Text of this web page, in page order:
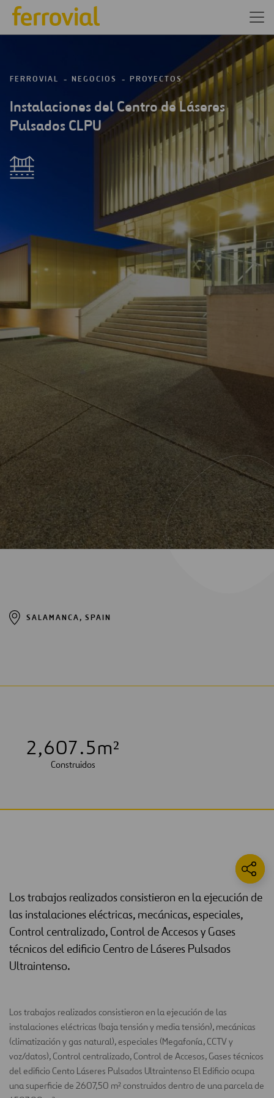
FERROVIAL NEGOCIOS PROYECTOS
Instalaciones del Centro de Láseres
Pulsados CLPU
SALAMANCA, SPAIN
2,607.5m²
Construidos
Los trabajos realizados consistieron en la ejecución de
las instalaciones eléctricas, mecánicas, especiales,
Control centralizado, Control de Accesos y Gases
técnicos del edificio Centro de Láseres Pulsados
Ultraintenso.
Los trabajos realizados consistieron en la ejecución de las
instalaciones eléctricas (baja tensión y media tensión), mecánicas
(climatización y gas natural), especiales (Megafonía, CCTV y
voz/datos), Control centralizado, Control de Accesos, Gases técnicos
del edificio Cento Láseres Pulsados Ultraintenso El Edificio ocupa
una superficie de 2607,50 m² construidos dentro de una parcela de